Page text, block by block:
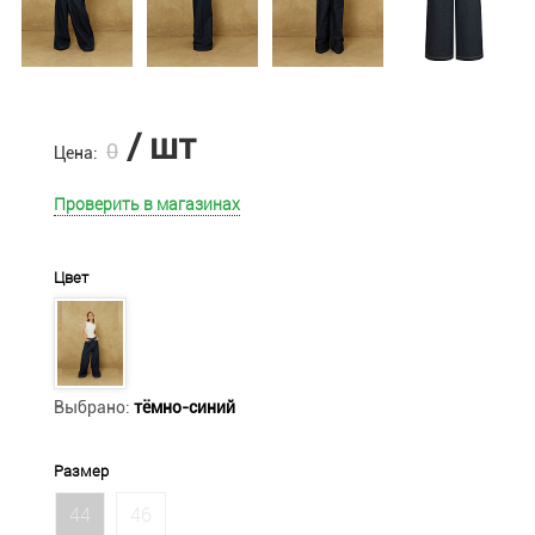
Цена: 0 / шт
Проверить в магазинах
Цвет
Выбрано: тёмно-синий
Размер
44 46